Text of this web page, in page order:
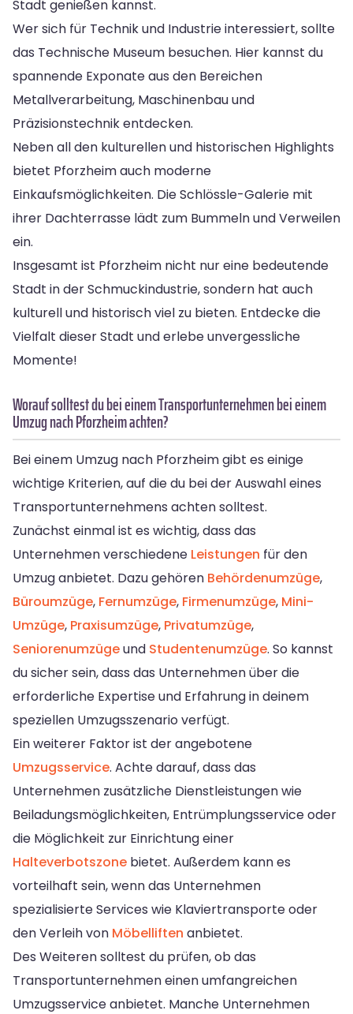
Stadt genießen kannst.
Wer sich für Technik und Industrie interessiert, sollte
das Technische Museum besuchen. Hier kannst du
spannende Exponate aus den Bereichen
Metallverarbeitung, Maschinenbau und
Präzisionstechnik entdecken.
Neben all den kulturellen und historischen Highlights
bietet Pforzheim auch moderne
Einkaufsmöglichkeiten. Die Schlössle-Galerie mit
ihrer Dachterrasse lädt zum Bummeln und Verweilen
ein.
Insgesamt ist Pforzheim nicht nur eine bedeutende
Stadt in der Schmuckindustrie, sondern hat auch
kulturell und historisch viel zu bieten. Entdecke die
Vielfalt dieser Stadt und erlebe unvergessliche
Momente!
Worauf solltest du bei einem Transportunternehmen bei einem
Umzug nach Pforzheim achten?
Bei einem Umzug nach Pforzheim gibt es einige
wichtige Kriterien, auf die du bei der Auswahl eines
Transportunternehmens achten solltest.
Zunächst einmal ist es wichtig, dass das
Unternehmen verschiedene Leistungen für den
Umzug anbietet. Dazu gehören Behördenumzüge,
Büroumzüge, Fernumzüge, Firmenumzüge, Mini-
Umzüge, Praxisumzüge, Privatumzüge,
Seniorenumzügeund Studentenumzüge. So kannst
du sicher sein, dass das Unternehmen über die
erforderliche Expertise und Erfahrung in deinem
speziellen Umzugsszenario verfügt.
Ein weiterer Faktor ist der angebotene
Umzugsservice. Achte darauf, dass das
Unternehmen zusätzliche Dienstleistungen wie
Beiladungsmöglichkeiten, Entrümplungsservice oder
die Möglichkeit zur Einrichtung einer
Halteverbotszone bietet. Außerdem kann es
vorteilhaft sein, wenn das Unternehmen
spezialisierte Services wie Klaviertransporte oder
den Verleih von Möbelliften anbietet.
Des Weiteren solltest du prüfen, ob das
Transportunternehmen einen umfangreichen
Umzugsservice anbietet. Manche Unternehmen